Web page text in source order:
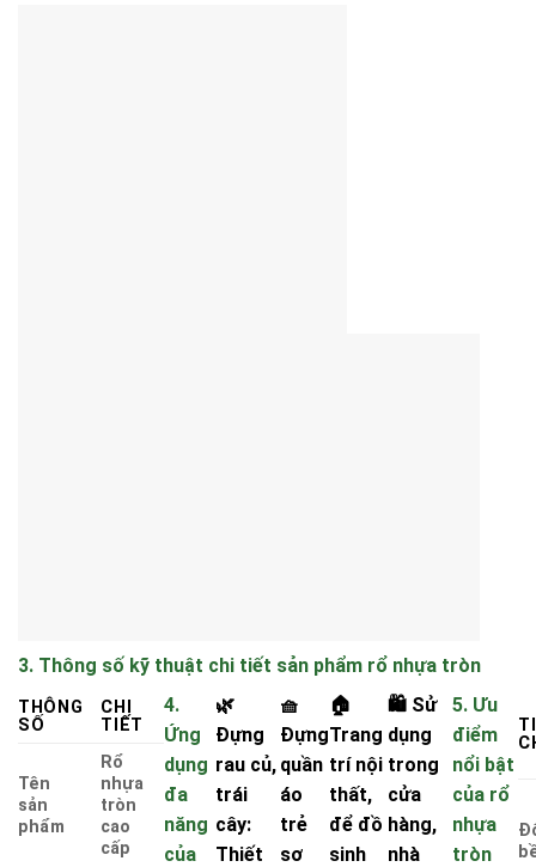
3. Thông số kỹ thuật chi tiết sản phẩm rổ nhựa tròn
THÔNG
SỐ
CHI
TIẾT
Tên
sản
phẩm
Rổ
nhựa
tròn
cao
cấp
4.
Ứng
dụng
đa
năng
của
🌿
Đựng
rau củ,
trái
cây:
Thiết
🧺
Đựng
quần
áo
trẻ
sơ
🏠
Trang
trí nội
thất,
để đồ
sinh
🛍️ Sử
dụng
trong
cửa
hàng,
nhà
5. Ưu
điểm
nổi bật
của rổ
nhựa
tròn